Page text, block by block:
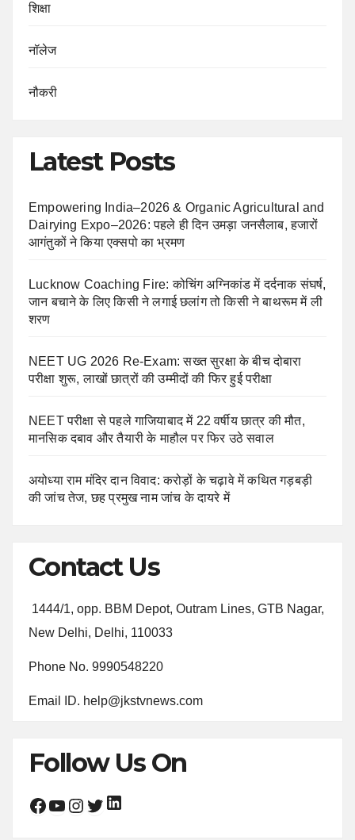
शिक्षा
नॉलेज
नौकरी
Latest Posts
Empowering India–2026 & Organic Agricultural and
Dairying Expo–2026: पहले ही दिन उमड़ा जनसैलाब, हजारों
आगंतुकों ने किया एक्सपो का भ्रमण
Lucknow Coaching Fire: कोचिंग अग्निकांड में दर्दनाक संघर्ष,
जान बचाने के लिए किसी ने लगाई छलांग तो किसी ने बाथरूम में ली
शरण
NEET UG 2026 Re-Exam: सख्त सुरक्षा के बीच दोबारा
परीक्षा शुरू, लाखों छात्रों की उम्मीदों की फिर हुई परीक्षा
NEET परीक्षा से पहले गाजियाबाद में 22 वर्षीय छात्र की मौत,
मानसिक दबाव और तैयारी के माहौल पर फिर उठे सवाल
अयोध्या राम मंदिर दान विवाद: करोड़ों के चढ़ावे में कथित गड़बड़ी
की जांच तेज, छह प्रमुख नाम जांच के दायरे में
Contact Us
1444/1, opp. BBM Depot, Outram Lines, GTB Nagar,
New Delhi, Delhi, 110033
Phone No. 9990548220
Email ID. help@jkstvnews.com
Follow Us On
Facebook YouTube Instagram Twitter LinkedIn